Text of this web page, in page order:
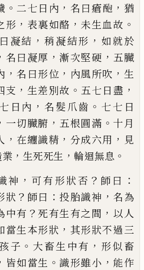
。 二七日內 ， 名曰瘡𨠖 ， 猶
形 ， 表裏如酪 ， 未生血故 。
凝結 ， 稍凝結形 ， 如就於
名曰凝厚 ，漸次堅硬 ， 五臟
，名曰形位 ， 內風所吹 ， 生
支 ， 生差別故 。 五七日盡 ，
日內 ， 名髮爪齒 。 七七日
一切臟腑 ， 五根圓滿 。十月
， 在纏識精 ， 分成六用 ， 見
， 生死死生 ， 輪迴無息 。
神 ， 可有形狀否 ？ 師曰 ：
狀 ？ 師曰 ： 投胎識神 ，名為
中有 ？死有生有之間 ， 以人
當生本形狀 ， 其形狀不過三
子 。 大畜生中有 ， 形似畜
皆如當生 。識形雖小 ， 能作